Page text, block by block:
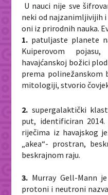
U nauci nije sve
neki od najzanimljivijih
oni iz prirodnih nauka.
1. patuljaste planete
Kuiperovom
havajćanskoj božici
prema polinežanskom
mitologiji, stvorio
2. supergalaktički
put, identificiran 2014.
riječima iz havajskog
„akea“- prostran,
beskrajnom raju.
3. Murray Gell-Mann
protoni i neutroni